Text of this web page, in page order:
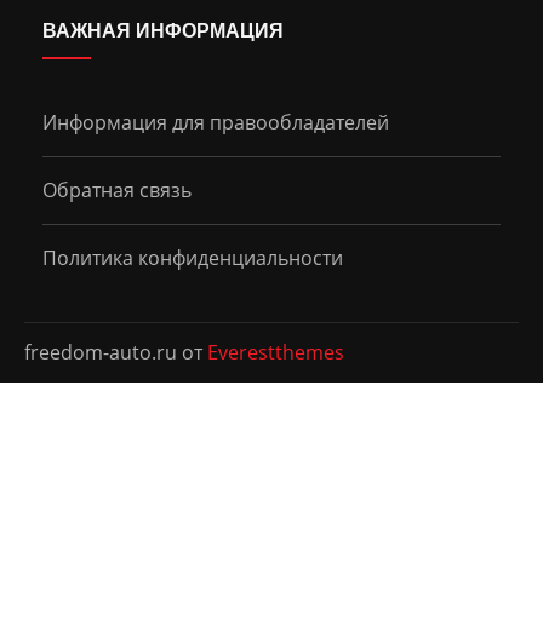
ВАЖНАЯ ИНФОРМАЦИЯ
Информация для правообладателей
Обратная связь
Политика конфиденциальности
freedom-auto.ru отEverestthemes